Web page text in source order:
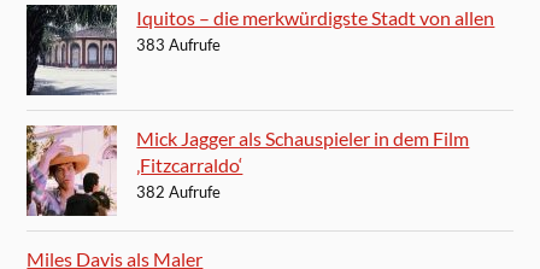
Iquitos – die merkwürdigste Stadt von allen
383 Aufrufe
Mick Jagger als Schauspieler in dem Film
‚Fitzcarraldo‘
382 Aufrufe
Miles Davis als Maler